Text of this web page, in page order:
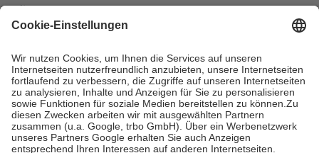
mit.
Grundsätzlich leisten Mitglieder Zuzahlungen in Höhe von zehn
höchstens zehn Euro.
Es sind jedoch nie mehr als die tatsächlichen
Kosten der Leistung zu entrichten.
Diese Regeln gelten grundsätzlich auch für Online-Apotheken.
Bei Heilmitteln und häuslicher Krankenpflege beträgt die
Zuzahlung zehn Prozent der Kosten sowie zehn Euro je
Verordnung.
Um das Engagement der Versicherten für ihre eigene Gesundheit zu